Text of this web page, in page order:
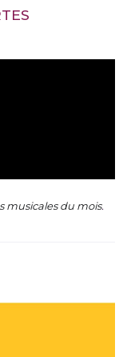
musicales du mois.